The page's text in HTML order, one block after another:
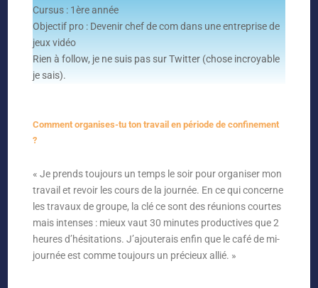
Cursus : 1èreannée
Objectif pro : Devenir chef de com dans une entreprise de
jeux vidéo
Rien à follow, je ne suis pas sur Twitter (chose incroyable
je sais).
Comment organises-tu ton travail en période de confinement
?
« Je prends toujours un temps le soir pour organiser mon
travail et revoir les cours de la journée. En ce qui concerne
les travaux de groupe, la clé ce sont des réunions courtes
mais intenses : mieux vaut 30 minutes productives que 2
heures d’hésitations. J’ajouterais enfin que le café de mi-
journée est comme toujours un précieux allié. »